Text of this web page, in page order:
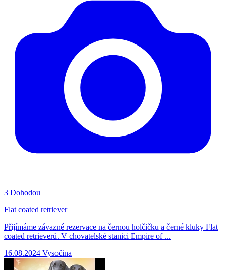
3 Dohodou
Flat coated retriever
Přijímáme závazné rezervace na černou holčičku a černé kluky Flat
coated retrieverů. V chovatelské stanici Empire of ...
16.08.2024 Vysočina